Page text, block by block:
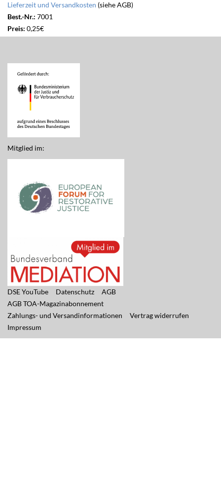
Lieferzeit und Versandkosten (siehe AGB)
Best.-Nr.: 7001
Preis: 0,25€
Mitglied im:
DSE YouTube Datenschutz
AGB
AGB TOA-Magazinabonnement
Zahlungs- und Versandinformationen
Vertrag widerrufen
Impressum